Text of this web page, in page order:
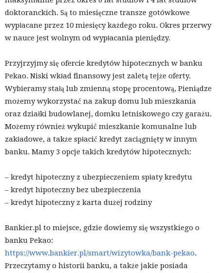
doktoranckich. Są to miesięczne transze gotówkowe
wypłacane przez 10 miesięcy każdego roku. Okres przerwy
w nauce jest wolnym od wypłacania pieniędzy.
Przyjrzyjmy się ofercie kredytów hipotecznych w banku
Pekao. Niski wkład finansowy jest zaletą tejże oferty.
Wybieramy stałą lub zmienną stopę procentową, Pieniądze
możemy wykorzystać na zakup domu lub mieszkania
oraz działki budowlanej, domku letniskowego czy garażu.
Możemy również wykupić mieszkanie komunalne lub
zakładowe, a także spłacić kredyt zaciągnięty w innym
banku. Mamy 3 opcje takich kredytów hipotecznych:
– kredyt hipoteczny z ubezpieczeniem spłaty kredytu
– kredyt hipoteczny bez ubezpieczenia
– kredyt hipoteczny z karta dużej rodziny
Bankier.pl to miejsce, gdzie dowiemy się wszystkiego o
banku Pekao:
https://www.bankier.pl/smart/wizytowka/bank-pekao.
Przeczytamy o historii banku, a także jakie posiada